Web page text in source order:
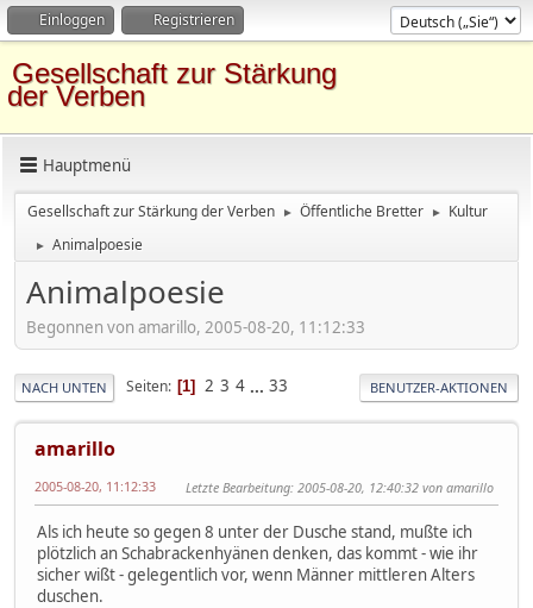
Einloggen Registrieren
Gesellschaft zur Stärkung
der Verben
Hauptmenü
Gesellschaft zur Stärkung der Verben ► Öffentliche Bretter ► Kultur
► Animalpoesie
Animalpoesie
Begonnen von amarillo, 2005-08-20, 11:12:33
NACH UNTEN Seiten 1 2 3 4 ... 33 BENUTZER-AKTIONEN
amarillo
2005-08-20, 11:12:33 Letzte Bearbeitung: 2005-08-20, 12:40:32 von amarillo
Als ich heute so gegen 8 unter der Dusche stand, mußte ich
plötzlich an Schabrackenhyänen denken, das kommt - wie ihr
sicher wißt - gelegentlich vor, wenn Männer mittleren Alters
duschen.